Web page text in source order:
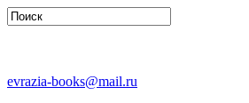
evrazia-books@mail.ru